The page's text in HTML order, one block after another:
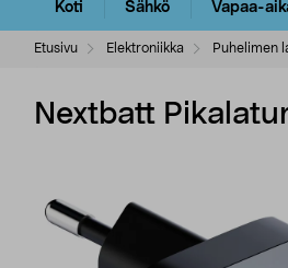
Koti Sähkö Vapaa-
Etusivu Elektroniikka Puhelimen
Nextbatt